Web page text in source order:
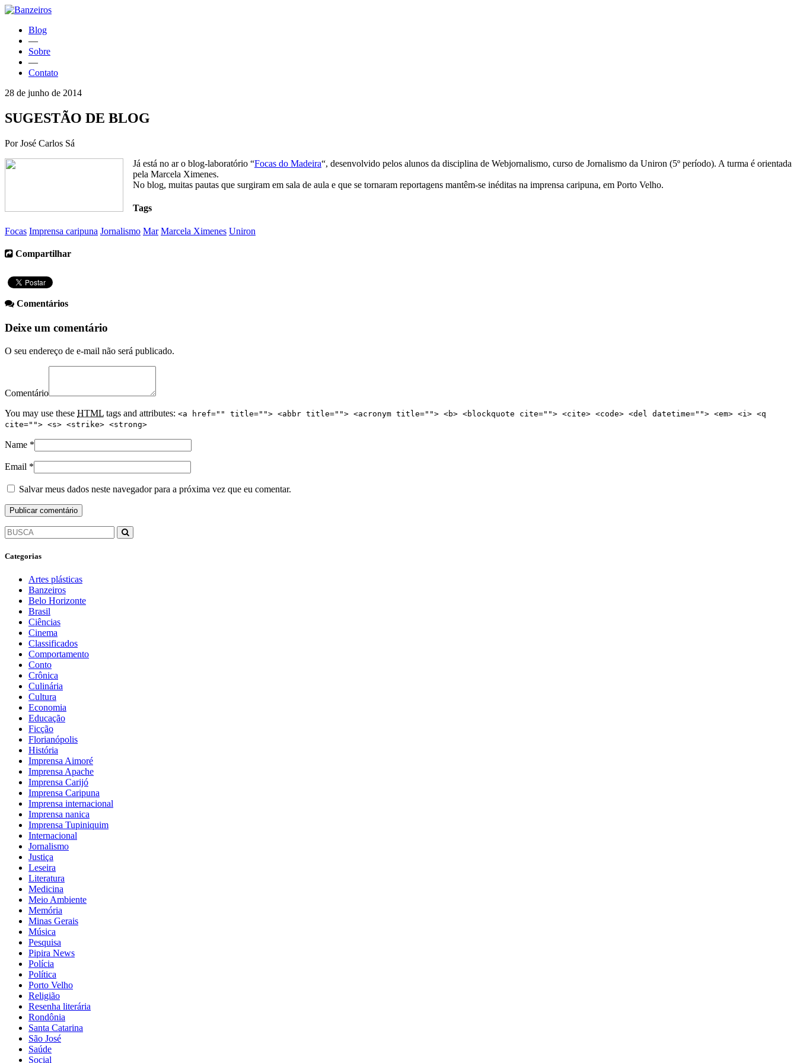
Blog
—
Sobre
—
Contato
28 de junho de 2014
SUGESTÃO DE BLOG
Por José Carlos Sá
Já está no ar o blog-laboratório “Focas do Madeira“, desenvolvido pelos alunos da disciplina de Webjornalismo, curso de Jornalismo da Uniron (5º período). A turma é orientada
pela Marcela Ximenes.
No blog, muitas pautas que surgiram em sala de aula e que se tornaram reportagens mantêm-se inéditas na imprensa caripuna, em Porto Velho.
Tags
Focas Imprensa caripuna Jornalismo Mar Marcela Ximenes Uniron
Compartilhar
Comentários
Deixe um comentário
O seu endereço de e-mail não será publicado.
Comentário
You may use these HTML tags and attributes: <a href="" title=""> <abbr title=""> <acronym title=""> <b> <blockquote cite=""> <cite> <code> <del datetime=""> <em> <i> <q
cite=""> <s> <strike> <strong>
Name *
Email *
Salvar meus dados neste navegador para a próxima vez que eu comentar.
Categorias
Artes plásticas
Banzeiros
Belo Horizonte
Brasil
Ciências
Cinema
Classificados
Comportamento
Conto
Crônica
Culinária
Cultura
Economia
Educação
Ficção
Florianópolis
História
Imprensa Aimoré
Imprensa Apache
Imprensa Carijó
Imprensa Caripuna
Imprensa internacional
Imprensa nanica
Imprensa Tupiniquim
Internacional
Jornalismo
Justiça
Leseira
Literatura
Medicina
Meio Ambiente
Memória
Minas Gerais
Música
Pesquisa
Pipira News
Polícia
Política
Porto Velho
Religião
Resenha literária
Rondônia
Santa Catarina
São José
Saúde
Social